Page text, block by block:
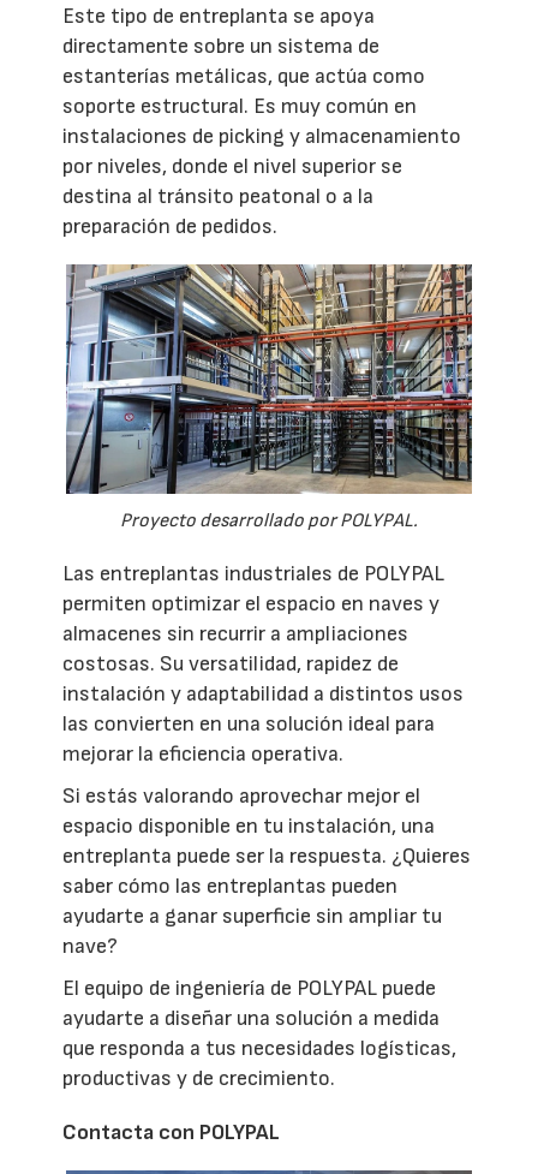
Este tipo de entreplanta se apoya
directamente sobre un sistema de
estanterías metálicas, que actúa como
soporte estructural. Es muy común en
instalaciones de picking y almacenamiento
por niveles, donde el nivel superior se
destina al tránsito peatonal o a la
preparación de pedidos.
Proyecto desarrollado por POLYPAL.
Las entreplantas industriales de POLYPAL
permiten optimizar el espacio en naves y
almacenes sin recurrir a ampliaciones
costosas. Su versatilidad, rapidez de
instalación y adaptabilidad a distintos usos
las convierten en una solución ideal para
mejorar la eficiencia operativa.
Si estás valorando aprovechar mejor el
espacio disponible en tu instalación, una
entreplanta puede ser la respuesta. ¿Quieres
saber cómo las entreplantas pueden
ayudarte a ganar superficie sin ampliar tu
nave?
El equipo de ingeniería de POLYPAL puede
ayudarte a diseñar una solución a medida
que responda a tus necesidades logísticas,
productivas y de crecimiento.
Contacta con POLYPAL